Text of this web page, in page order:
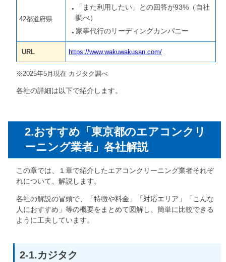
42都道府県
「また利用したい」との回答が93%（自社
調べ）
家事代行のリーディングカンパニー
URL https://www.wakuwakusan.com/
※2025年5月現在 カジタク調べ
各社の詳細は以下で紹介します。
2.おすすめ「東京都のエアコンクリ
ーニング業者」各社解説
この章では、１章で紹介したエアコンクリーニング業者それぞ
れについて、解説します。
各社の解説の冒頭で、「特徴や料金」「対応エリア」「こんな
人におすすめ」等の概要をまとめて図解し、簡単に比較できる
ように工夫しています。
2-1.カジタク